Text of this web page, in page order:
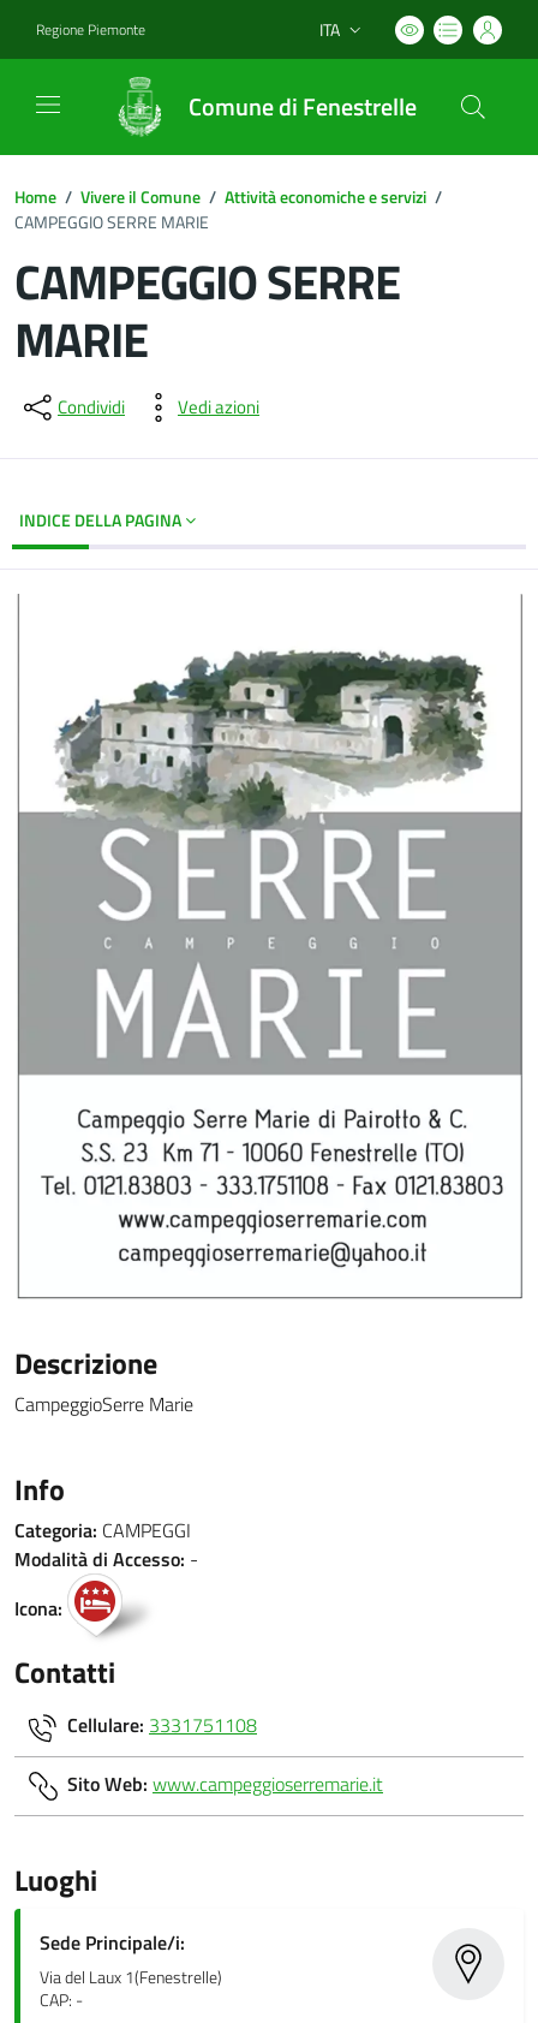
Regione Piemonte Lingua attiva:
ITA
Comune di Fenestrelle
Home / Vivere il Comune / Attività economiche e servizi /
CAMPEGGIO SERRE MARIE
CAMPEGGIO SERRE
MARIE
Dettagli del documento
Condividi Vedi azioni
INDICE DELLA PAGINA
Descrizione
CampeggioSerre Marie
Info
Categoria: CAMPEGGI
Modalità di Accesso: -
Icona:
Contatti
Cellulare: 3331751108
Sito Web: www.campeggioserremarie.it
Luoghi
Sede Principale/i:
Via del Laux 1(Fenestrelle)
CAP: -